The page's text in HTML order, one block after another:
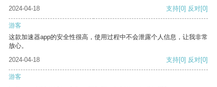
2024-04-18 支持[0] 反对[0]
游客
这款加速器app的安全性很高，使用过程中不会泄露个人信息，让我非常
放心。
2024-04-18
支持[0] 反对[0]
游客